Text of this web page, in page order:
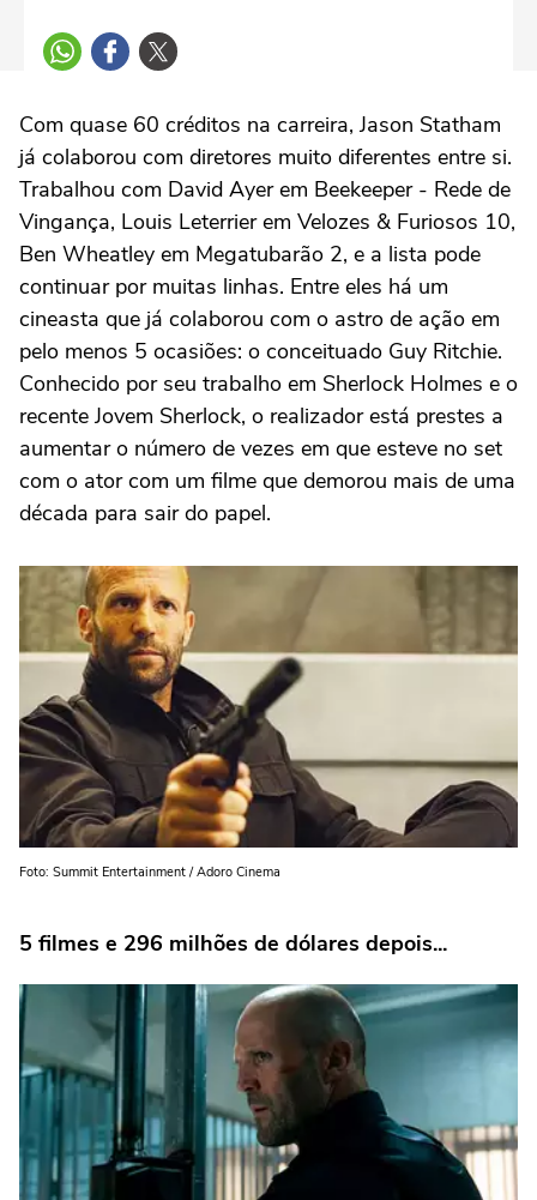
Com quase 60 créditos na carreira, Jason Statham
já colaborou com diretores muito diferentes entre si.
Trabalhou com David Ayerem Beekeeper - Rede de
Vingança, Louis Leterrier em Velozes & Furiosos 10,
Ben Wheatley em Megatubarão 2, e a lista pode
continuar por muitas linhas. Entre eles há um
cineasta que já colaborou com o astro de ação em
pelo menos 5 ocasiões: o conceituado Guy Ritchie.
Conhecido por seu trabalho em Sherlock Holmes e o
recente Jovem Sherlock, o realizador está prestes a
aumentar o número de vezes em que esteve no set
com o ator com um filme que demorou mais de uma
década para sair do papel.
Foto: Summit Entertainment / Adoro Cinema
5 filmes e 296 milhões de dólares depois...